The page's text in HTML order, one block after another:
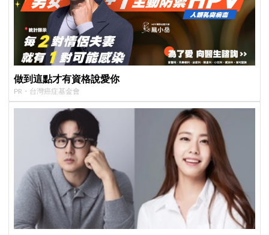
做到這點才有資格說愛你
PR・台灣癌症基金會